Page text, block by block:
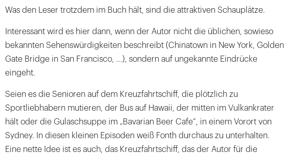
Was den Leser trotzdem im Buch hält, sind die attraktiven Schauplätze.
Interessant wird es hier dann, wenn der Autor nicht die üblichen, sowieso
bekannten Sehenswürdigkeiten beschreibt (Chinatown in New York, Golden
Gate Bridge in San Francisco, ...), sondern auf ungekannte Eindrücke
eingeht.
Seien es die Senioren auf dem Kreuzfahrtschiff, die plötzlich zu
Sportliebhabern mutieren, der Bus auf Hawaii, der mitten im Vulkankrater
hält oder die Gulaschsuppe im „Bavarian Beer Cafe“, in einem Vorort von
Sydney. In diesen kleinen Episoden weiß Fonth durchaus zu unterhalten.
Eine nette Idee ist es auch, das Kreuzfahrtschiff, das der Autor für die